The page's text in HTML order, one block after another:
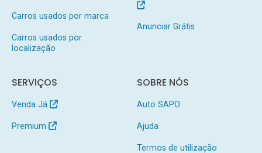
Carros usados por marca
Carros usados por
localização
Anunciar Grátis
SERVIÇOS
Venda Já
Premium
SOBRE NÓS
Auto SAPO
Ajuda
Termos de utilização